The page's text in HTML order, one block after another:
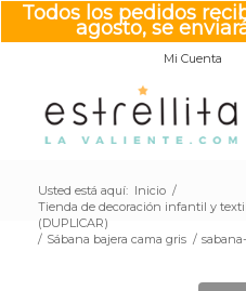
Todos los pedidos
agosto, se
Mi Cuenta
Usted está aquí: Inicio /
Tienda de decoración infantil y
(DUPLICAR)
/ Sábana bajera cama gris /